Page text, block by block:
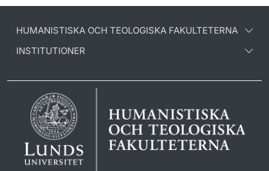
HUMANISTISKA OCH TEOLOGISKA FAKULTETERNA
INSTITUTIONER